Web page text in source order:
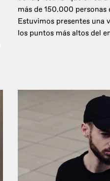
más de 150.000
Estuvimos presentes una
los puntos más altos del